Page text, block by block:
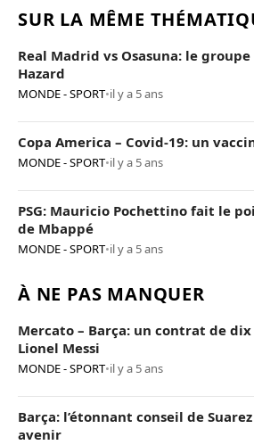
SUR LA MÊME
Real Madrid vs Osasuna: le
Hazard
MONDE - SPORT•il y a 5 ans
Copa America – Covid-19: un
MONDE - SPORT•il y a 5 ans
PSG: Mauricio Pochettino fait le
de Mbappé
MONDE - SPORT•il y a 5 ans
À NE PAS MANQUER
Mercato – Barça: un contrat de
Lionel Messi
MONDE - SPORT•il y a 5 ans
Barça: l’étonnant conseil de
avenir